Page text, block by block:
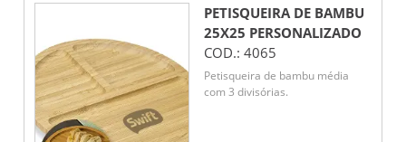
PETISQUEIRA DE BAMBU
25X25 PERSONALIZADO
COD.: 4065
Petisqueira de bambu média
com 3 divisórias.